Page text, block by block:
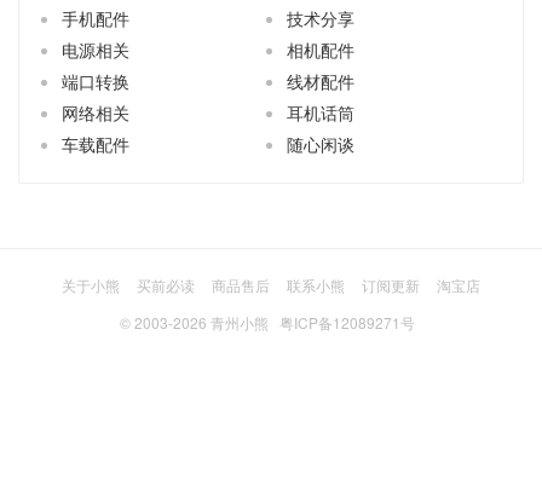
手机配件
技术分享
电源相关
相机配件
端口转换
线材配件
网络相关
耳机话筒
车载配件
随心闲谈
关于小熊 买前必读 商品售后 联系小熊 订阅更新
淘宝店
© 2003-2026 青州小熊 粤ICP备12089271号